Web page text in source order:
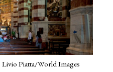
Piatta/World Images